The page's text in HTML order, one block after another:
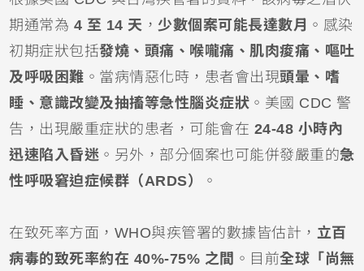
期通常為 4 至 14 天 ，少數個案可能長達數月 。感染
初期症狀包括發燒、頭痛、喉嚨痛、肌肉痠痛、嘔吐
及呼吸困難 。當病情惡化時，患者會出現頭暈、嗜
睡、意識改變及抽搐等急性腦炎症狀 。美國 CDC 警
告，出現嚴重症狀的患者，可能會在 24-48 小時內
迅速陷入昏迷 。另外，部分個案也可能併發嚴重的急
性呼吸窘迫症候群（ARDS）
。
在致死率方面，WHO與疾管署的數據皆估計， 立百
病毒的致死率約在 40%-75% 之間 。目前全球「尚無